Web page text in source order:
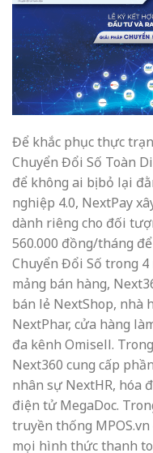
Để khắc phục thực
Chuyển Đổi Số Toàn
để không ai bị bỏ lại
nghiệp 4.0, NextPay
dành riêng cho đối
560.000 đồng/tháng
Chuyển Đổi Số trong
mảng bán hàng,
bán lẻ NextShop, nhà
NextPhar, cửa hàng
đa kênh Omisell.
Next360 cung cấp
nhân sự NextHR, hóa
điện tử MegaDoc.
truyền thống
mọi hình thức thanh